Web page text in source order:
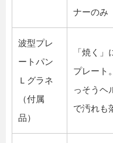
ナーのみ
波型プレ
ートパン
Ｌグラネ
（付属
品）
「焼く
プレート
っそうヘ
で汚れも